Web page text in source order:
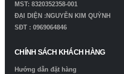
MST: 8320352358-001
ĐẠI DIỆN :NGUYỄN KIM QUỲNH
SĐT : 0969064846
CHÍNH SÁCH KHÁCH HÀNG
Hướng dẫn đặt hàng